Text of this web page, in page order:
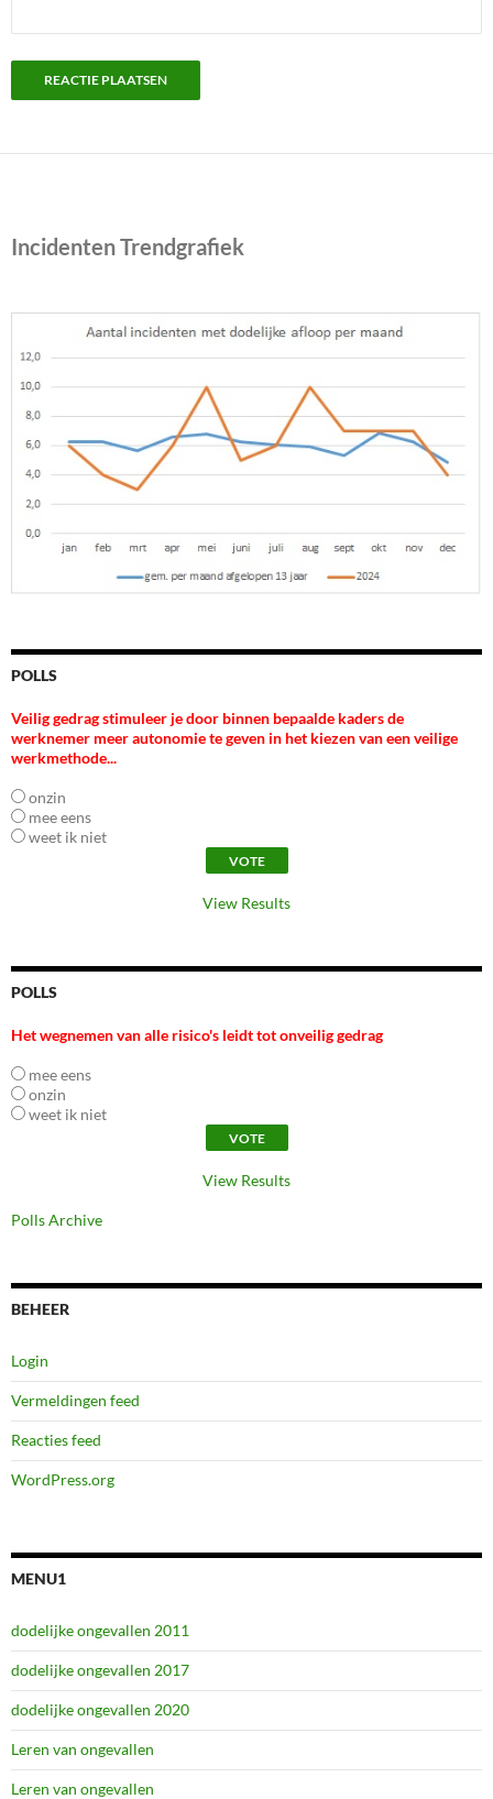
Incidenten Trendgrafiek
POLLS
Veilig gedrag stimuleer je door binnen bepaalde kaders de
werknemer meer autonomie te geven in het kiezen van een veilige
werkmethode...
onzin
mee eens
weet ik niet
View Results
POLLS
Het wegnemen van alle risico's leidt tot onveilig gedrag
mee eens
onzin
weet ik niet
View Results
Polls Archive
BEHEER
Login
Vermeldingen feed
Reacties feed
WordPress.org
MENU1
dodelijke ongevallen 2011
dodelijke ongevallen 2017
dodelijke ongevallen 2020
Leren van ongevallen
Leren van ongevallen